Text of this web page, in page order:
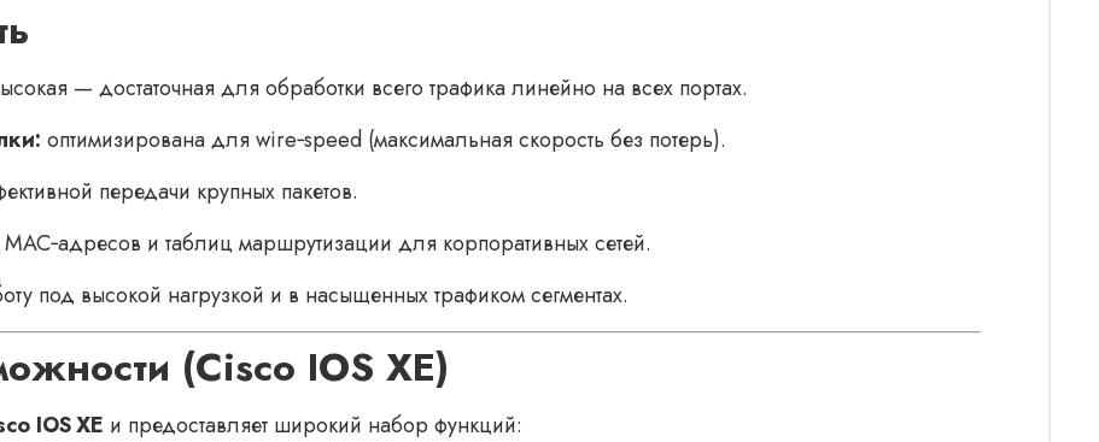
— достаточная для обработки всего трафика линейно на всех портах.
оптимизирована для wire‑speed (максимальная скорость без потерь).
передачи крупных пакетов.
и таблиц маршрутизации для корпоративных сетей.
под высокой нагрузкой и в насыщенных трафиком сегментах.
(Cisco IOS XE)
IOS XE и предоставляет широкий набор функций: